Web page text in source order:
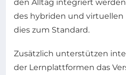
den Alltag integriert
des hybriden und
dies zum Standard.
Zusätzlich unterstützen
der Lernplattformen das